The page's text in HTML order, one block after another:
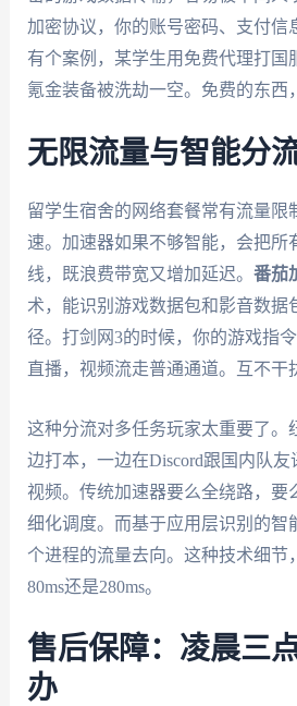
加密协议，你的账号密码、支付信
有个案例，某学生用免费代理打国
氪金装备被洗劫一空。免费的东西
无限流量与智能分
留学生宿舍的网络套餐常有流量限
速。加速器如果不够智能，会把所
线，既浪费带宽又增加延迟。 番茄
术，能识别游戏数据包和影音数据
径。打剑网3的时候，你的游戏指
直播，视频流走普通通道。互不干
这种分流对多任务玩家太重要了。
边打本，一边在Discord跟国内队
视频。传统加速器要么全绕路，要
细化调度。而基于应用层识别的智
个进程的流量去向。这种技术细节
80ms还是280ms。
售后保障：凌晨三
办